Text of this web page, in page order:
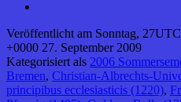
Veröffentlicht am Sonntag,
+0000 27. September 2009
Kategorisiert als 2006
Bremen, Christian-Albrechts-
principibus ecclesiasticis (1220),